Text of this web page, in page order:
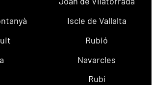
Iscle de Vallalta
Rubió
Navarcles
Rubí